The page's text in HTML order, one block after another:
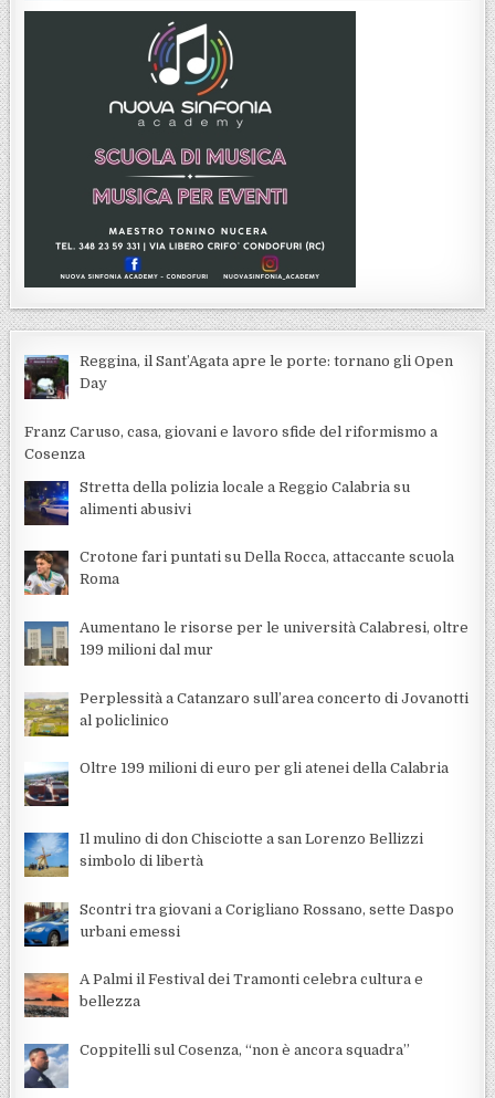
Reggina, il Sant’Agata apre le porte: tornano gli Open
Day
Franz Caruso, casa, giovani e lavoro sfide del riformismo a
Cosenza
Stretta della polizia locale a Reggio Calabria su
alimenti abusivi
Crotone fari puntati su Della Rocca, attaccante scuola
Roma
Aumentano le risorse per le università Calabresi, oltre
199 milioni dal mur
Perplessità a Catanzaro sull’area concerto di Jovanotti
al policlinico
Oltre 199 milioni di euro per gli atenei della Calabria
Il mulino di don Chisciotte a san Lorenzo Bellizzi
simbolo di libertà
Scontri tra giovani a Corigliano Rossano, sette Daspo
urbani emessi
A Palmi il Festival dei Tramonti celebra cultura e
bellezza
Coppitelli sul Cosenza, “non è ancora squadra”